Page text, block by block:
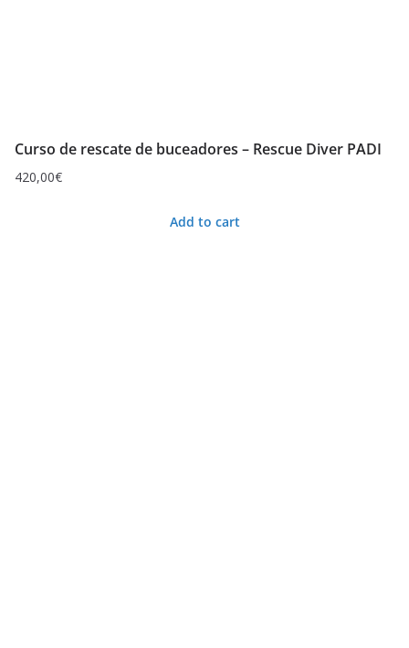
Curso de rescate de buceadores – Rescue Diver PADI
420,00€
Add to cart